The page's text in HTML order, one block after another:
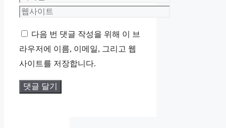
메
웹
트
다음 번 댓글 작성을 위해 이 브
라우저에 이름, 이메일, 그리고 웹
사이트를 저장합니다.